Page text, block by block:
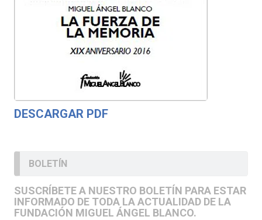
DESCARGAR PDF
BOLETÍN
SUSCRÍBETE A NUESTRO BOLETÍN PARA ESTAR
INFORMADO DE TODA LA ACTUALIDAD DE LA
FUNDACIÓN MIGUEL ÁNGEL BLANCO.